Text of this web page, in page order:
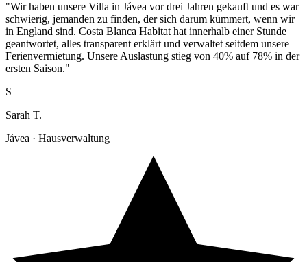
"Wir haben unsere Villa in Jávea vor drei Jahren gekauft und es war
schwierig, jemanden zu finden, der sich darum kümmert, wenn wir
in England sind. Costa Blanca Habitat hat innerhalb einer Stunde
geantwortet, alles transparent erklärt und verwaltet seitdem unsere
Ferienvermietung. Unsere Auslastung stieg von 40% auf 78% in der
ersten Saison."
S
Sarah T.
Jávea · Hausverwaltung